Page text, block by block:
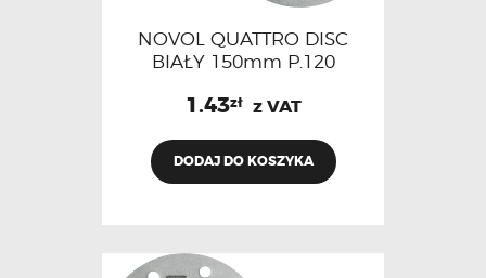
NOVOL QUATTRO DISC
BIAŁY 150mm P.120
1.43zł z VAT
DODAJ DO KOSZYKA